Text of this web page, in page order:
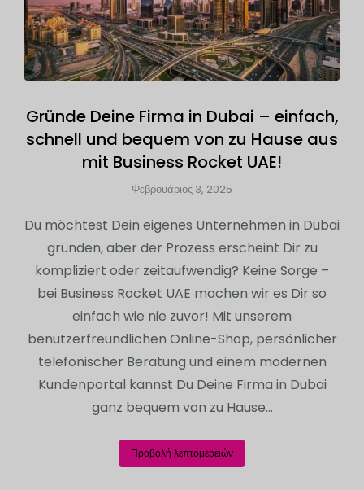
Gründe Deine Firma in Dubai – einfach,
schnell und bequem von zu Hause aus
mit Business Rocket UAE!
Φεβρουάριος 3, 2025
Du möchtest Dein eigenes Unternehmen in Dubai
gründen, aber der Prozess erscheint Dir zu
kompliziert oder zeitaufwendig? Keine Sorge –
bei Business Rocket UAE machen wir es Dir so
einfach wie nie zuvor! Mit unserem
benutzerfreundlichen Online-Shop, persönlicher
telefonischer Beratung und einem modernen
Kundenportal kannst Du Deine Firma in Dubai
ganz bequem von zu Hause…
Προβολή λεπτομερειών